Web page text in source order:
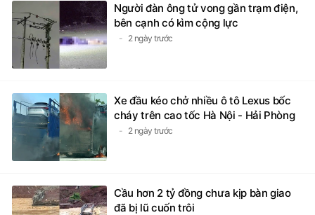
Người đàn ông tử vong gần trạm điện,
bên cạnh có kìm cộng lực
2 ngày trước
Xe đầu kéo chở nhiều ô tô Lexus bốc
cháy trên cao tốc Hà Nội - Hải Phòng
2 ngày trước
Cầu hơn 2 tỷ đồng chưa kịp bàn giao
đã bị lũ cuốn trôi